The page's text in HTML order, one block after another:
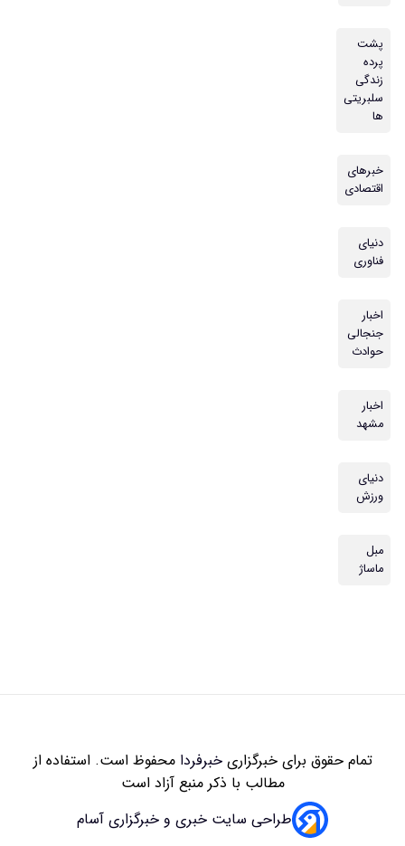
پشت
پرده
زندگی
سلبریتی
ها
خبرهای
اقتصادی
دنیای
فناوری
اخبار
جنجالی
حوادث
اخبار
مشهد
دنیای
ورزش
مبل
ماساژ
تمام حقوق برای خبرگزاریخبرفردامحفوظ است. استفاده از
مطالب با ذکر منبع آزاد است
طراحی سایت خبری و خبرگزاری آسام